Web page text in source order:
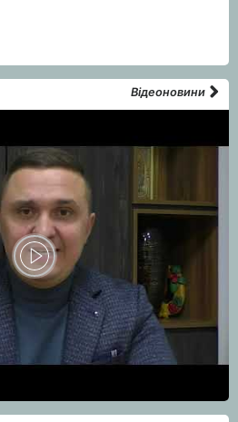
Відеоновини